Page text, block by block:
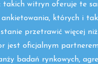
takich witryn oferuje te
ankietowania, których i
przetrawić więcej
jest oficjalnym
badań rynkowych,